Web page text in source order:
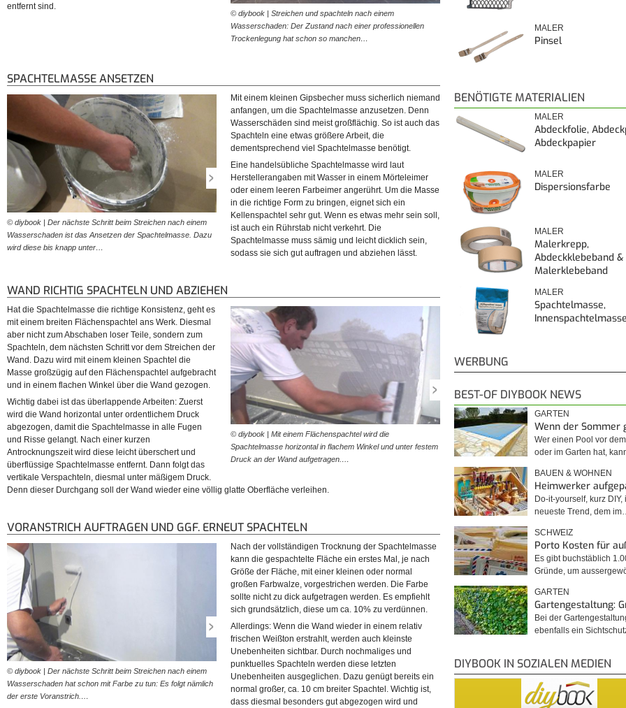
© diybook | Streichen und spachteln nach einem
Wasserschaden: Der Zustand nach einer professionellen
Trockenlegung hat schon so manchen…
losen Teilchen unbedingt entfernt werden. Ansonsten
sie später samt der…
entfernt sind.
SPACHTELMASSE ANSETZEN
© diybook | Der nächste Schritt beim Streichen nach einem
Wasserschaden ist das Ansetzen der Spachtelmasse. Dazu
wird diese bis knapp unter…
© diybook | Um die Masse in die richtige Form zu bringen,
sein soll, ist auch…
Mit einem kleinen Gipsbecher muss sicherlich niemand
anfangen, um die Spachtelmasse anzusetzen. Denn
Wasserschäden sind meist großflächig. So ist auch das
Spachteln eine etwas größere Arbeit, die
dementsprechend viel Spachtelmasse benötigt.
Eine handelsübliche Spachtelmasse wird laut
Herstellerangaben mit Wasser in einem Mörteleimer
oder einem leeren Farbeimer angerührt. Um die Masse
in die richtige Form zu bringen, eignet sich ein
Kellenspachtel sehr gut. Wenn es etwas mehr sein soll,
ist auch ein Rührstab nicht verkehrt. Die
Spachtelmasse muss sämig und leicht dicklich sein,
sodass sie sich gut auftragen und abziehen lässt.
WAND RICHTIG SPACHTELN UND ABZIEHEN
© diybook | Mit einem Flächenspachtel wird die
Spachtelmasse horizontal in flachem Winkel und unter festem
Druck an der Wand aufgetragen.…
© diybook | Nach einer kurzen Antrocknungszeit wird
Wand leicht abgeschert. Überflüssige Spachtelmasse
dabei entfernt.
Hat die Spachtelmasse die richtige Konsistenz, geht es
mit einem breiten Flächenspachtel ans Werk. Diesmal
aber nicht zum Abschaben loser Teile, sondern zum
Spachteln, dem nächsten Schritt vor dem Streichen der
Wand. Dazu wird mit einem kleinen Spachtel die
Masse großzügig auf den Flächenspachtel aufgebracht
und in einem flachen Winkel über die Wand gezogen.
Wichtig dabei ist das überlappende Arbeiten: Zuerst
wird die Wand horizontal unter ordentlichem Druck
abgezogen, damit die Spachtelmasse in alle Fugen
und Risse gelangt. Nach einer kurzen
Antrocknungszeit wird diese leicht überschert und
überflüssige Spachtelmasse entfernt. Dann folgt das
vertikale Verspachteln, diesmal unter mäßigem Druck.
Denn dieser Durchgang soll der Wand wieder eine völlig glatte Oberfläche verleihen.
VORANSTRICH AUFTRAGEN UND GGF. ERNEUT SPACHTELN
© diybook | Der nächste Schritt beim Streichen nach einem
Wasserschaden hat schon mit Farbe zu tun: Es folgt nämlich
der erste Voranstrich.…
© diybook | Wenn die Wand wieder in einem relativ frischen
Weißton erstrahlt, werden leider auch kleinste Unebenheiten
sichtbar. Bevor der…
Nach der vollständigen Trocknung der Spachtelmasse
kann die gespachtelte Fläche ein erstes Mal, je nach
Größe der Fläche, mit einer kleinen oder normal
großen Farbwalze, vorgestrichen werden. Die Farbe
sollte nicht zu dick aufgetragen werden. Es empfiehlt
sich grundsätzlich, diese um ca. 10% zu verdünnen.
Allerdings: Wenn die Wand wieder in einem relativ
frischen Weißton erstrahlt, werden auch kleinste
Unebenheiten sichtbar. Durch nochmaliges und
punktuelles Spachteln werden diese letzten
Unebenheiten ausgeglichen. Dazu genügt bereits ein
normal großer, ca. 10 cm breiter Spachtel. Wichtig ist,
dass diesmal besonders gut abgezogen wird und
MALER
Pinsel
BENÖTIGTE MATERIALIEN
MALER
Abdeckfolie,
Abdeckpapier
MALER
Dispersionsfarbe
MALER
Malerkrepp,
Abdeckklebeband &
Malerklebeband
MALER
Spachtelmasse,
Innenspachtelmasse
WERBUNG
BEST-OF DIYBOOK NEWS
GARTEN
Wenn der Sommer
Wer einen Pool vor
oder im Garten hat,
BAUEN & WOHNEN
Heimwerker
Do-it-yourself, kurz DIY,
neueste Trend, dem
SCHWEIZ
Porto Kosten für
Es gibt buchstäblich
Gründe, um
GARTEN
Gartengestaltung:
Bei der
ebenfalls ein
DIYBOOK IN SOZIALEN MEDIEN